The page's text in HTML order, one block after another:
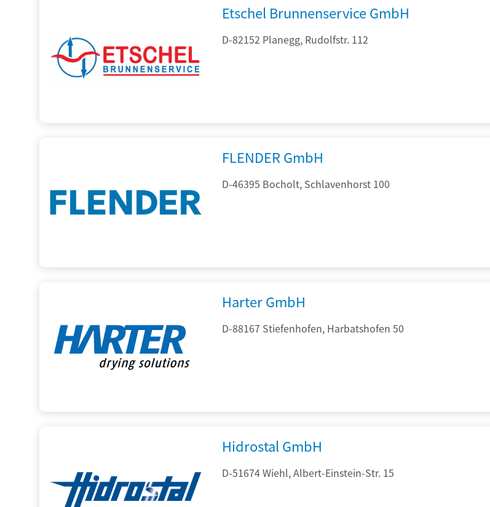
Etschel Brunnenservice GmbH
D-82152 Planegg, Rudolfstr. 112
FLENDER GmbH
D-46395 Bocholt, Schlavenhorst 100
Harter GmbH
D-88167 Stiefenhofen, Harbatshofen 50
Hidrostal GmbH
D-51674 Wiehl, Albert-Einstein-Str. 15